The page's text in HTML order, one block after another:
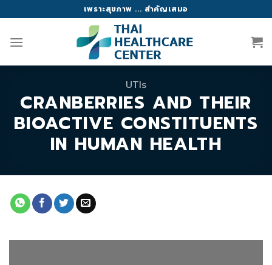
to
content
เพราะสุขภาพ ... สำคัญเสมอ
UTIs
CRANBERRIES AND THEIR
BIOACTIVE CONSTITUENTS
IN HUMAN HEALTH